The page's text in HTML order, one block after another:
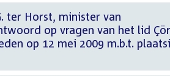
ter Horst, minister van
op vragen van het lid
op 12 mei 2009 m.b.t.